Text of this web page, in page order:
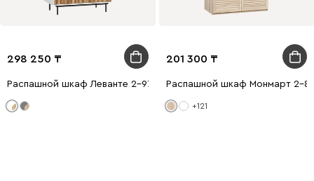
298 250
Распашной шкаф Леванте 2-97x205 Белый
201 300
Распашной шкаф Монмарт 2-
+121